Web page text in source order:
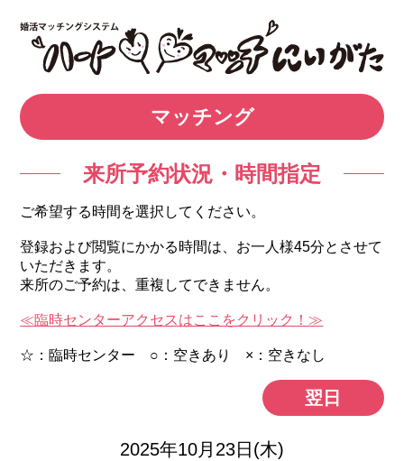
マッチング
来所予約状況・時間指定
ご希望する時間を選択してください。
登録および閲覧にかかる時間は、お一人様45分とさせて
いただきます。
来所のご予約は、重複してできません。
≪臨時センターアクセスはここをクリック！≫
☆：臨時センター ○：空きあり ×：空きなし
翌日
2025年10月23日(木)